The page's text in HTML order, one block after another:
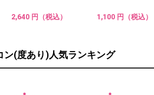
2,640 円（税込） 1,100 円（税込）
ン(度あり)人気ランキング